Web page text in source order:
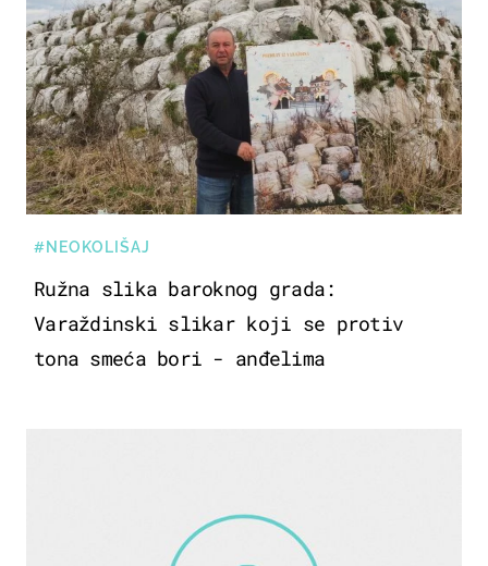
#NEOKOLIŠAJ
Ružna slika baroknog grada:
Varaždinski slikar koji se protiv
tona smeća bori - anđelima